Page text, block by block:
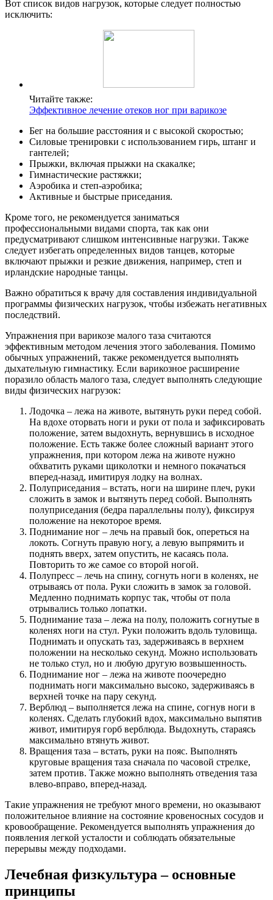
Вот список видов нагрузок, которые следует полностью
исключить:
Читайте также:
Эффективное лечение отеков ног при варикозе
Бег на большие расстояния и с высокой скоростью;
Силовые тренировки с использованием гирь, штанг и
гантелей;
Прыжки, включая прыжки на скакалке;
Гимнастические растяжки;
Аэробика и степ-аэробика;
Активные и быстрые приседания.
Кроме того, не рекомендуется заниматься
профессиональными видами спорта, так как они
предусматривают слишком интенсивные нагрузки. Также
следует избегать определенных видов танцев, которые
включают прыжки и резкие движения, например, степ и
ирландские народные танцы.
Важно обратиться к врачу для составления индивидуальной
программы физических нагрузок, чтобы избежать негативных
последствий.
Упражнения при варикозе малого таза считаются
эффективным методом лечения этого заболевания. Помимо
обычных упражнений, также рекомендуется выполнять
дыхательную гимнастику. Если варикозное расширение
поразило область малого таза, следует выполнять следующие
виды физических нагрузок:
Лодочка – лежа на животе, вытянуть руки перед собой.
На вдохе оторвать ноги и руки от пола и зафиксировать
положение, затем выдохнуть, вернувшись в исходное
положение. Есть также более сложный вариант этого
упражнения, при котором лежа на животе нужно
обхватить руками щиколотки и немного покачаться
вперед-назад, имитируя лодку на волнах.
Полуприседания – встать, ноги на ширине плеч, руки
сложить в замок и вытянуть перед собой. Выполнять
полуприседания (бедра параллельны полу), фиксируя
положение на некоторое время.
Поднимание ног – лечь на правый бок, опереться на
локоть. Согнуть правую ногу, а левую выпрямить и
поднять вверх, затем опустить, не касаясь пола.
Повторить то же самое со второй ногой.
Полупресс – лечь на спину, согнуть ноги в коленях, не
отрываясь от пола. Руки сложить в замок за головой.
Медленно поднимать корпус так, чтобы от пола
отрывались только лопатки.
Поднимание таза – лежа на полу, положить согнутые в
коленях ноги на стул. Руки положить вдоль туловища.
Поднимать и опускать таз, задерживаясь в верхнем
положении на несколько секунд. Можно использовать
не только стул, но и любую другую возвышенность.
Поднимание ног – лежа на животе поочередно
поднимать ноги максимально высоко, задерживаясь в
верхней точке на пару секунд.
Верблюд – выполняется лежа на спине, согнув ноги в
коленях. Сделать глубокий вдох, максимально выпятив
живот, имитируя горб верблюда. Выдохнуть, стараясь
максимально втянуть живот.
Вращения таза – встать, руки на пояс. Выполнять
круговые вращения таза сначала по часовой стрелке,
затем против. Также можно выполнять отведения таза
влево-вправо, вперед-назад.
Такие упражнения не требуют много времени, но оказывают
положительное влияние на состояние кровеносных сосудов и
кровообращение. Рекомендуется выполнять упражнения до
появления легкой усталости и соблюдать обязательные
перерывы между подходами.
Лечебная физкультура – основные
принципы